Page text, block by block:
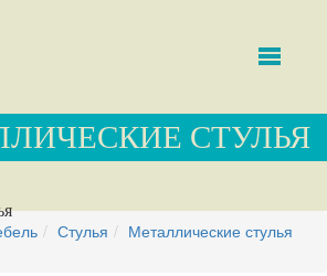
СТУЛЬЯ
Стулья
Металлические стулья